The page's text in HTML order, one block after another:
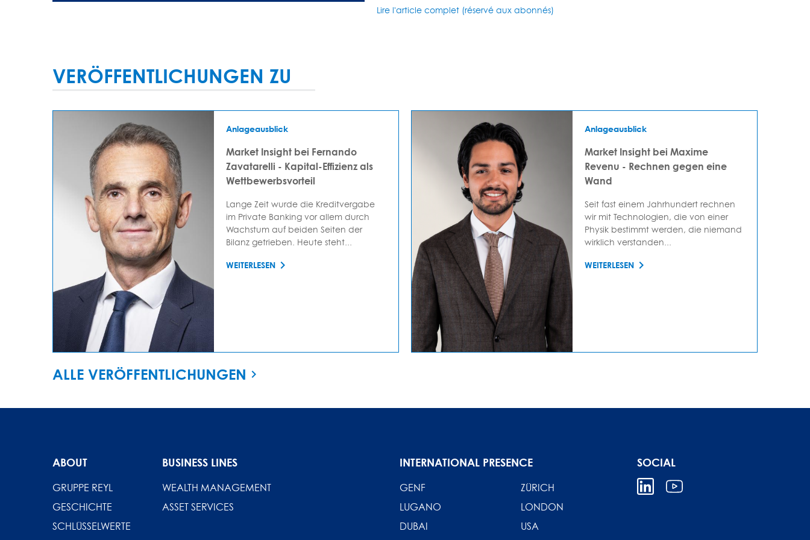
Lire l'article complet (réservé aux abonnés)
VERÖFFENTLICHUNGEN ZU
Anlageausblick
Market Insight bei Fernando
Zavatarelli - Kapital-Effizienz als
Wettbewerbsvorteil
Lange Zeit wurde die Kreditvergabe
im Private Banking vor allem durch
Wachstum auf beiden Seiten der
Bilanz getrieben. Heute steht...
WEITERLESEN
Anlageausblick
Market Insight bei Maxime
Revenu - Rechnen gegen eine
Wand
Seit fast einem Jahrhundert rechnen
wir mit Technologien, die von einer
Physik bestimmt werden, die niemand
wirklich verstanden...
WEITERLESEN
ALLE VERÖFFENTLICHUNGEN
ABOUT
GRUPPE REYL
GESCHICHTE
SCHLÜSSELWERTE
BUSINESS LINES
WEALTH MANAGEMENT
ASSET SERVICES
INTERNATIONAL PRESENCE
GENF
ZÜRICH
LUGANO
LONDON
DUBAI
USA
SOCIAL